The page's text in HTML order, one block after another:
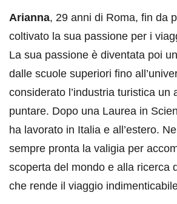
Arianna, 29 anni di Roma, fin da
coltivato la sua passione per i
La sua passione è diventata poi
dalle scuole superiori fino
considerato l’industria turistica un
puntare. Dopo una Laurea in
ha lavorato in Italia e all’estero.
sempre pronta la valigia per
scoperta del mondo e alla ricerca
che rende il viaggio